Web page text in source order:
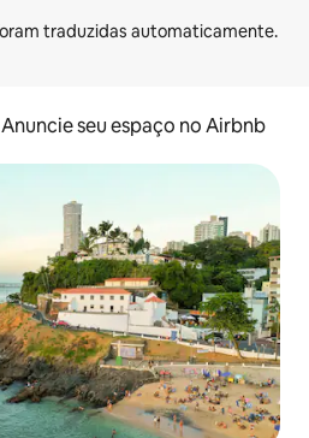
Anuncie seu espaço no Airbnb